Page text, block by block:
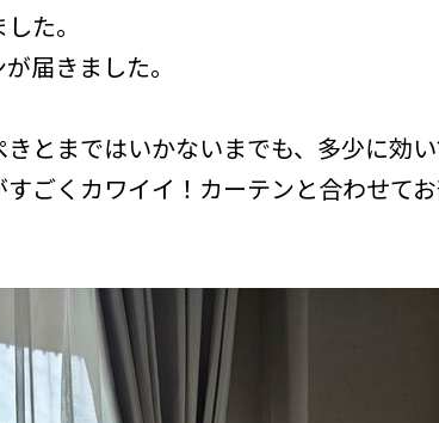
た。
届きました。
とまではいかないまでも、多少に効い
ごくカワイイ！カーテンと合わせて